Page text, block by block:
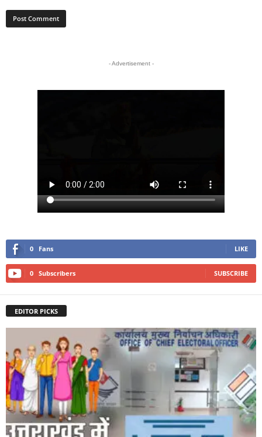
- Advertisement -
0 Fans LIKE
0 Subscribers SUBSCRIBE
EDITOR PICKS